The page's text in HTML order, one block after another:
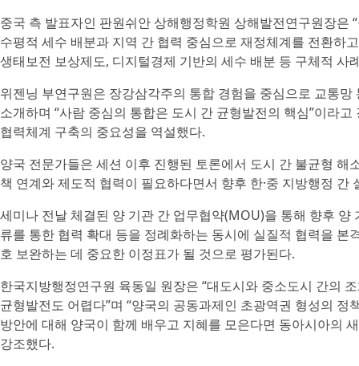
중국 측 발표자인 판원쉬안 상해행정학원 상해발전연구원장은
수평적 세수 배분과 지역 간 협력 중심으로 재정체계를 전환하
생태보전 보상제도, 디지털경제 기반의 세수 배분 등 구체적 사
위젠닝 부연구원은 장강삼각주의 통합 경험을 중심으로 교통
소개하며 “사람 중심의 통합은 도시 간 균형발전의 핵심”이라
협력체계 구축의 중요성을 역설했다.
양국 전문가들은 세션 이후 진행된 토론에서 도시 간 불균형
책 연계와 제도적 협력이 필요하다면서 향후 한·중 지방행정
세미나 전날 체결된 양 기관 간 업무협약(MOU)을 통해 향후
류를 통한 협력 확대 등을 정례화하는 동시에 실질적 협력을
호 보완하는 데 중요한 이정표가 될 것으로 평가된다.
한국지방행정연구원 육동일 원장은 “대도시와 중소도시 간의
균형발전도 어렵다”며 “양국의 공동과제인 초광역권 형성의
방안에 대해 양국이 함께 배우고 지혜를 모은다면 동아시아의
강조했다.